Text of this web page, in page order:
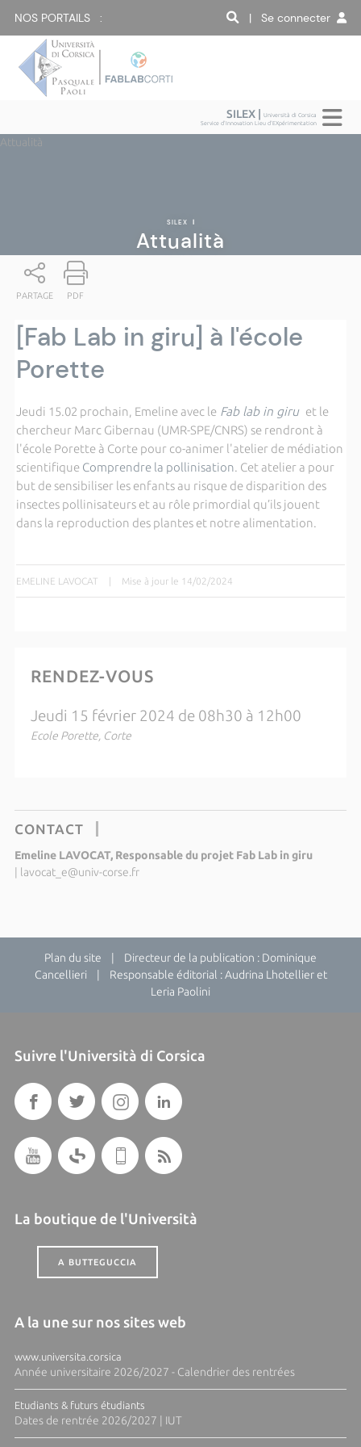
NOS PORTAILS : | Se connecter
SILEX |Università di Corsica
Service d'Innovation Lieu d'EXpérimentation
Attualità
SILEX |
Attualità
PARTAGE PDF
[Fab Lab in giru] à l'école
Porette
Jeudi 15.02 prochain, Emeline avec leFab lab in giru et le
chercheur Marc Gibernau (UMR-SPE/CNRS) se rendront à
l'école Porette à Corte pour co-animer l'atelier de médiation
scientifique Comprendre la pollinisation. Cet atelier a pour
but de sensibiliser les enfants au risque de disparition des
insectes pollinisateurs et au rôle primordial qu’ils jouent
dans la reproduction des plantes et notre alimentation.
EMELINE LAVOCAT | Mise à jour le 14/02/2024
RENDEZ-VOUS
Jeudi 15 février 2024 de 08h30 à 12h00
Ecole Porette, Corte
CONTACT
Emeline LAVOCAT, Responsable du projet Fab Lab in giru
lavocat_e@univ-corse.fr
Plan du site | Directeur de la publication : Dominique
Cancellieri | Responsable éditorial : Audrina Lhotellier et
Leria Paolini
Suivre l'Università di Corsica
La boutique de l'Università
A BUTTEGUCCIA
A la une sur nos sites web
www.universita.corsica
Année universitaire 2026/2027 - Calendrier des rentrées
Etudiants & futurs étudiants
Dates de rentrée 2026/2027 | IUT